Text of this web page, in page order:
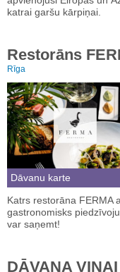
katrai garšu kārpiņai.
Restorāns
Rīga
Dāvanu karte
Katrs restorāna FERMA
gastronomisks
var saņemt!
DĀVANA